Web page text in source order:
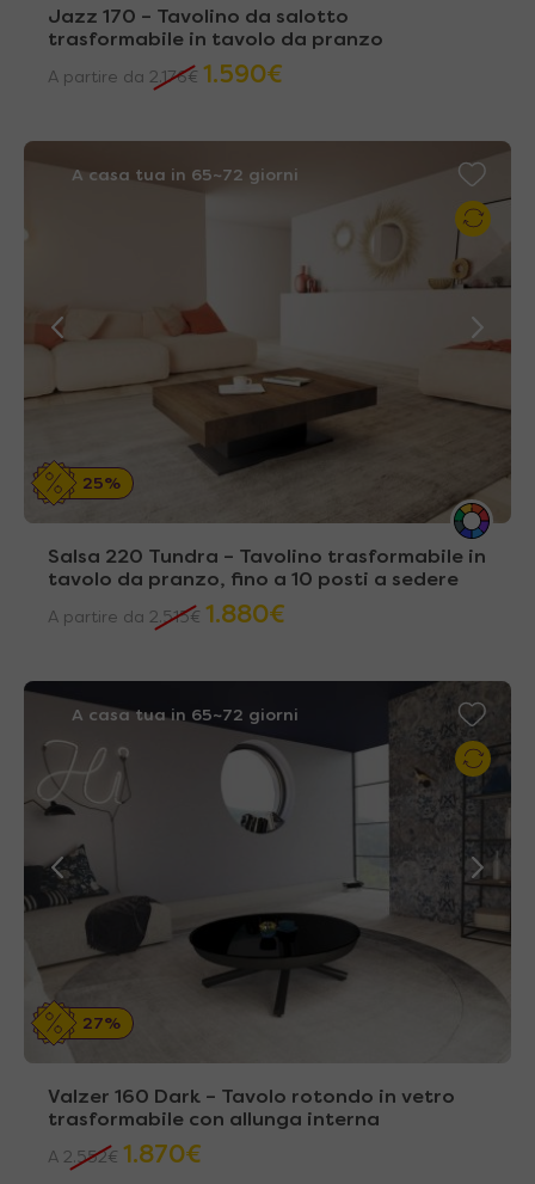
Jazz 170 – Tavolino da salotto
trasformabile in tavolo da pranzo
A partire da 2.176€ 1.590€
A casa tua in 65~72 giorni
25%
Salsa 220 Tundra – Tavolino trasformabile in
tavolo da pranzo, fino a 10 posti a sedere
A partire da 2.515€ 1.880€
A casa tua in 65~72 giorni
27%
Valzer 160 Dark – Tavolo rotondo in vetro
trasformabile con allunga interna
A 2.552€ 1.870€